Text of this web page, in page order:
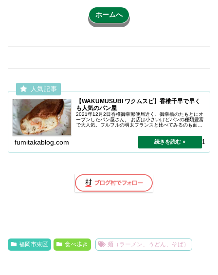
ホームへ
【WAKUMUSUBI ワクムスビ】香椎千早で早く
も人気のパン屋
2021年12月2日香椎御幸郵便局近く、御幸橋のたもとにオ
ープンしたパン屋さん。 お店は小さいけどパンの種類豊富
で大人気。フルフルの明太フランスと比べてみるのも面白
fumitakablog.com 2025.05.01
福岡市東区 食べ歩き 麺（ラーメン、うどん、そば）